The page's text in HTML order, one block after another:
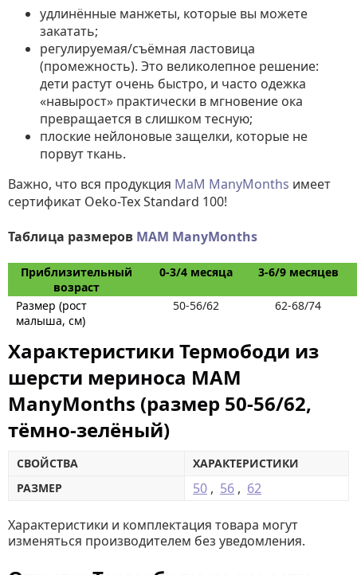
удлинённые манжеты, которые вы можете
закатать;
регулируемая/съёмная ластовица
(промежность). Это великолепное решение:
дети растут очень быстро, и часто одежка
«навырост» практически в мгновение ока
превращается в слишком тесную;
плоские нейлоновые защелки, которые не
порвут ткань.
Важно, что вся продукция МаМ ManyMonths имеет
сертификат Oeko-Tex Standard 100!
Таблица размеров MAM ManyMonths
Приблизительный
возраст
0-3/4 месяца 3-6/9 месяцев
Размер (рост
малыша, см)
50-56/62 62-68/74
Характеристики Термободи из
шерсти мериноса MAM
ManyMonths (размер 50-56/62,
тёмно-зелёный)
СВОЙСТВА
ХАРАКТЕРИСТИКИ
РАЗМЕР
50 , 56 , 62
Характеристики и комплектация товара могут
изменяться производителем без уведомления.